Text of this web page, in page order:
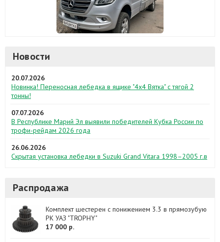
Новости
20.07.2026
Новинка! Переносная лебедка в ящике "4х4 Вятка" с тягой 2
тонны!
07.07.2026
В Республике Марий Эл выявили победителей Кубка России по
трофи-рейдам 2026 года
26.06.2026
Скрытая установка лебедки в Suzuki Grand Vitara 1998–2005 г.в
Распродажа
Комплект шестерен с понижением 3.3 в прямозубую
РК УАЗ "TROPHY"
17 000 р.